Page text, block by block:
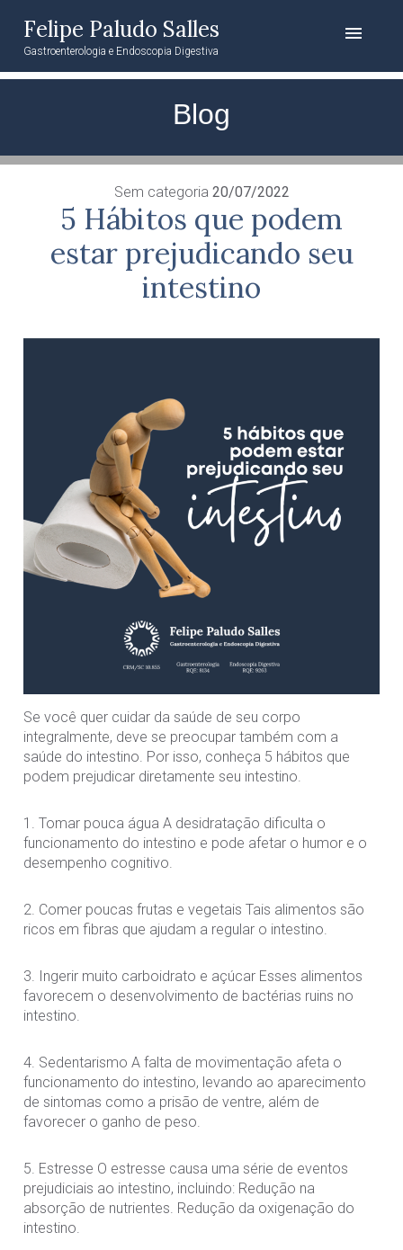
Felipe Paludo Salles
Gastroenterologia e Endoscopia Digestiva
menu
Blog
Sem categoria 20/07/2022
5 Hábitos que podem
estar prejudicando seu
intestino
Se você quer cuidar da saúde de seu corpo
integralmente, deve se preocupar também com a
saúde do intestino. Por isso, conheça 5 hábitos que
podem prejudicar diretamente seu intestino.
1. Tomar pouca água A desidratação dificulta o
funcionamento do intestino e pode afetar o humor e o
desempenho cognitivo.
2. Comer poucas frutas e vegetais Tais alimentos são
ricos em fibras que ajudam a regular o intestino.
3. Ingerir muito carboidrato e açúcar Esses alimentos
favorecem o desenvolvimento de bactérias ruins no
intestino.
4. Sedentarismo A falta de movimentação afeta o
funcionamento do intestino, levando ao aparecimento
de sintomas como a prisão de ventre, além de
favorecer o ganho de peso.
5. Estresse O estresse causa uma série de eventos
prejudiciais ao intestino, incluindo: Redução na
absorção de nutrientes. Redução da oxigenação do
intestino.